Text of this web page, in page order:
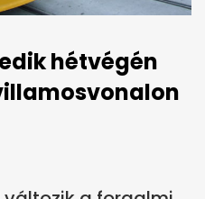
hétvégén